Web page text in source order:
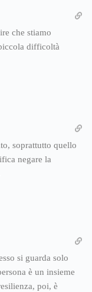
che stiamo
difficoltà
soprattutto quello
negare la
si guarda solo
è un insieme
poi, è